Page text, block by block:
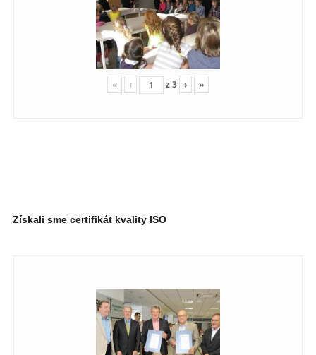
« ‹ z3 › »
Získali sme certifikát kvality ISO